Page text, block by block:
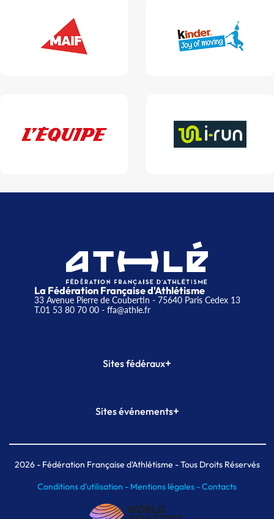
La Fédération Française d'Athlétisme
33 Avenue Pierre de Coubertin - 75640 Paris Cedex 13
T.01 53 80 70 00- ffa@athle.fr
Sites fédéraux+
Plateforme Formation
Sites événements+
Meeting de Paris indoor
MAIF Ekiden de Paris
2026- Fédération Française d'Athlétisme - Tous Droits Réservés
Conditions d'utilisation - Mentions légales -Contacts